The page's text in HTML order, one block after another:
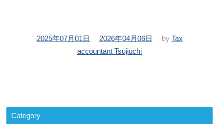
投
2025年07月01日
更
新
2026年04月06日 by Tax
accountant Tsujiuchi
Category